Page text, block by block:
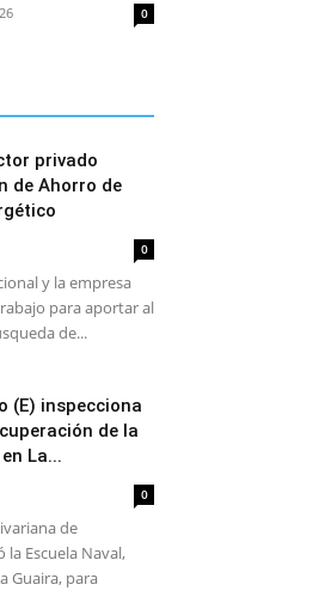
0
privado
de Ahorro de
0
y la empresa
para aportar al
de...
(E) inspecciona
de la
La...
0
de
la Escuela Naval,
Guaira, para